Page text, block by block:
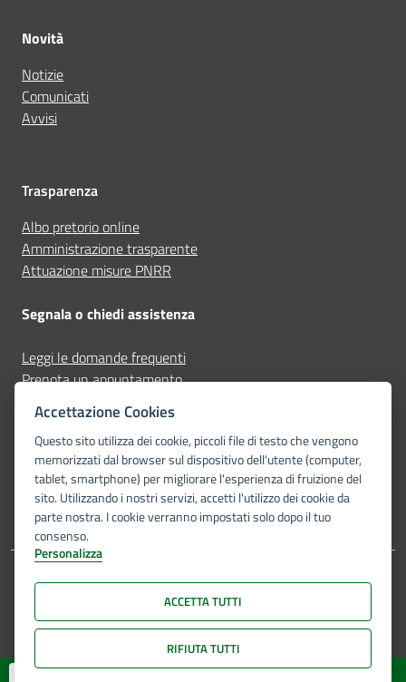
Novità
Notizie
Comunicati
Avvisi
Trasparenza
Albo pretorio online
Amministrazione trasparente
Attuazione misure PNRR
Segnala o chiedi assistenza
Leggi le domande frequenti
Prenota un appuntamento
Segnala disservizio
Seguici su
facebooklinkedin-in
youtubetelegram-plane
© Unione Romagna Faentina 2026. Tutti i diritti riservati.
Accettazione Cookies
Questo sito utilizza dei cookie, piccoli file di testo che vengono
memorizzati dal browser sul dispositivo dell'utente (computer,
tablet, smartphone) per migliorare l'esperienza di fruizione del
sito. Utilizzando i nostri servizi, accetti l'utilizzo dei cookie da
parte nostra. I cookie verranno impostati solo dopo il tuo
consenso.
Personalizza
ACCETTA TUTTI
RIFIUTA TUTTI